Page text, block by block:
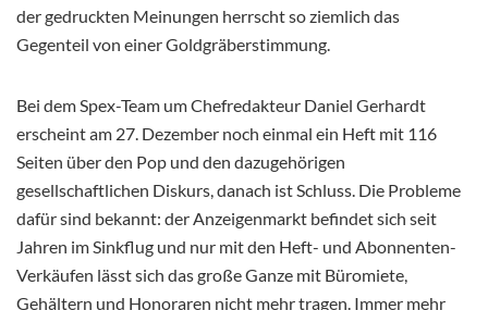
dergedruckten Meinungen herrscht so ziemlich das
Gegenteil von einer Goldgräberstimmung.
Bei dem Spex-Team um Chefredakteur Daniel Gerhardt
erscheint am 27. Dezember noch einmal ein Heft mit 116
Seiten über den Pop und den dazugehörigen
gesellschaftlichen Diskurs, danach ist Schluss. Die Probleme
dafür sind bekannt: der Anzeigenmarkt befindet sich seit
Jahren im Sinkflug und nur mit den Heft- und Abonnenten-
Verkäufen lässt sich das große Ganze mit Büromiete,
Gehältern und Honoraren nicht mehr tragen. Immer mehr